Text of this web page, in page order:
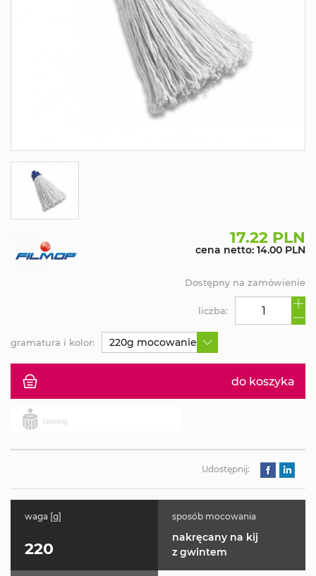
17.22 PLN
cena netto: 14.00 PLN
do koszyka
liczba:
Dostępny na zamówienie
gramatura i kolor: 220g mocowanie niebieskie
Udostępnij:
waga [g]
220
sposób mocowania
nakręcany na kij
z gwintem